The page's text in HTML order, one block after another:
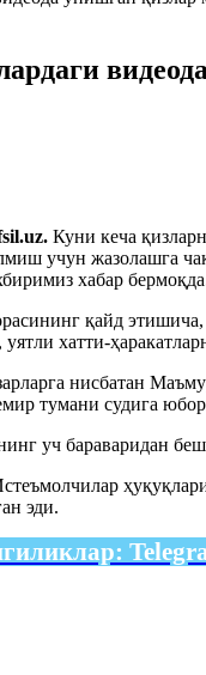
Куни кеча
учун жазолашга
хабар
қайд этишича,
хатти-
нисбатан
тумани судига
уч бараваридан беш
эди.